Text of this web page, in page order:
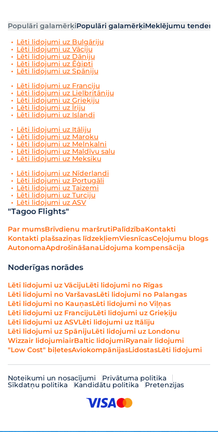
Populāri galamērķiPopulāri galamērķiMeklējumu
Lēti lidojumi uz Bulgāriju
Lēti lidojumi uz Vāciju
Lēti lidojumi uz Dāniju
Lēti lidojumi uz Ēģipti
Lēti lidojumi uz Spāniju
Lēti lidojumi uz Franciju
Lēti lidojumi uz Lielbritāniju
Lēti lidojumi uz Grieķiju
Lēti lidojumi uz Īriju
Lēti lidojumi uz Islandi
Lēti lidojumi uz Itāliju
Lēti lidojumi uz Maroku
Lēti lidojumi uz Melnkalni
Lēti lidojumi uz Maldīvu salu
Lēti lidojumi uz Meksiku
Lēti lidojumi uz Nīderlandi
Lēti lidojumi uz Portugāli
Lēti lidojumi uz Taizemi
Lēti lidojumi uz Turciju
Lēti lidojumi uz ASV
"Tagoo Flights"
Par mumsBrīvdienu maršrutiPalīdzībaKontakti
Kontakti plašsaziņas līdzekļiemViesnīcasCeļojumu blogs
AutonomaApdrošināšanaLidojuma kompensācija
Noderīgas norādes
Lēti lidojumi uz VācijuLēti lidojumi no Rīgas
Lēti lidojumi no VaršavasLēti lidojumi no Palangas
Lēti lidojumi no KauņasLēti lidojumi no Viļņas
Lēti lidojumi uz FrancijuLēti lidojumi uz Grieķiju
Lēti lidojumi uz ASVLēti lidojumi uz Itāliju
Lēti lidojumi uz SpānijuLēti lidojumi uz Londonu
Wizzair lidojumiairBaltic lidojumiRyanair lidojumi
"Low Cost" biļetesAviokompānijasLidostasLēti lidojumi
Noteikumi un nosacījumi Privātuma politika
Sīkdatņu politika Kandidātu politika Pretenzijas